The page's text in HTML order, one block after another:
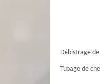
Débistrage
Tubage de